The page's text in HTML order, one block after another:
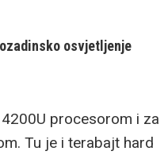
osvjetljenje
procesorom i za
Tu je i terabajt hard